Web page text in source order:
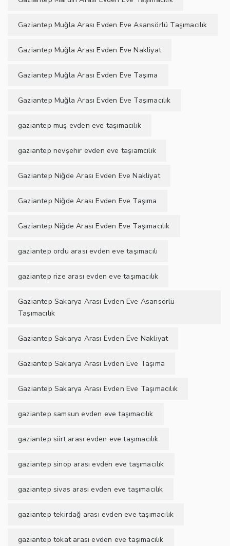
Gaziantep Muğla Arası Evden Eve Asansörlü Taşımacılık
Gaziantep Muğla Arası Evden Eve Nakliyat
Gaziantep Muğla Arası Evden Eve Taşıma
Gaziantep Muğla Arası Evden Eve Taşımacılık
gaziantep muş evden eve taşımacılık
gaziantep nevşehir evden eve taşıamcılık
Gaziantep Niğde Arası Evden Eve Nakliyat
Gaziantep Niğde Arası Evden Eve Taşıma
Gaziantep Niğde Arası Evden Eve Taşımacılık
gaziantep ordu arası evden eve taşımacılı
gaziantep rize arası evden eve taşımacılık
Gaziantep Sakarya Arası Evden Eve Asansörlü
Taşımacılık
Gaziantep Sakarya Arası Evden Eve Nakliyat
Gaziantep Sakarya Arası Evden Eve Taşıma
Gaziantep Sakarya Arası Evden Eve Taşımacılık
gaziantep samsun evden eve taşımacılık
gaziantep siirt arası evden eve taşımacılık
gaziantep sinop arası evden eve taşımacılık
gaziantep sivas arası evden eve taşımacılık
gaziantep tekirdağ arası evden eve taşımacılık
gaziantep tokat arası evden eve taşımacılık